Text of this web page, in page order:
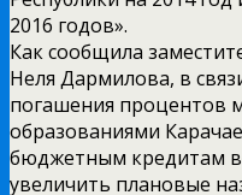
2016 годов».
Как сообщила
Неля Дармилова, в
погашения процентов
образованиями
бюджетным кредитам
увеличить плановые